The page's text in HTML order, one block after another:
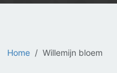
Home Willemijn bloem